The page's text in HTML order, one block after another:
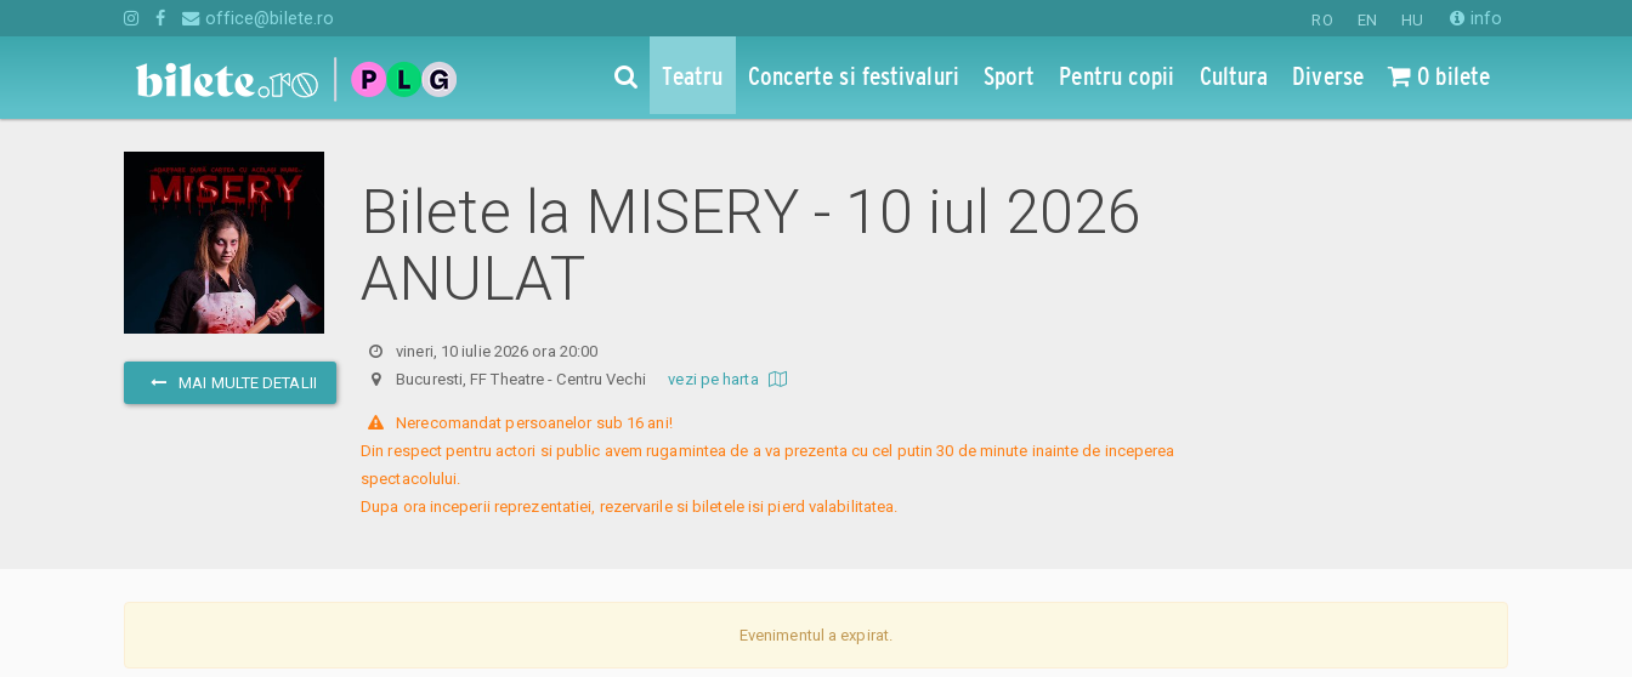
RO EN HU info
office@bilete.ro
Teatru Concerte si festivaluri Sport Pentru copii Cultura Diverse 0 bilete
MAI MULTE DETALII
Bilete la MISERY - 10 iul 2026
ANULAT
vineri, 10 iulie 2026 ora 20:00
Bucuresti, FF Theatre - Centru Vechivezi pe harta
Nerecomandat persoanelor sub 16 ani!
Din respect pentru actori si public avem rugamintea de a va prezenta cu cel putin 30 de minute inainte de inceperea
spectacolului.
Evenimentul a expirat.